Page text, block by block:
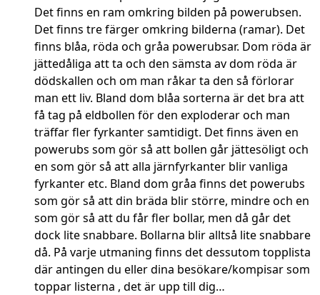
Det finns en ram omkring bilden på powerubsen.
Det finns tre färger omkring bilderna (ramar). Det
finns blåa, röda och gråa powerubsar. Dom röda är
jättedåliga att ta och den sämsta av dom röda är
dödskallen och om man råkar ta den så förlorar
man ett liv. Bland dom blåa sorterna är det bra att
få tag på eldbollen för den exploderar och man
träffar fler fyrkanter samtidigt. Det finns även en
powerubs som gör så att bollen går jättesöligt och
en som gör så att alla järnfyrkanter blir vanliga
fyrkanter etc. Bland dom gråa finns det powerubs
som gör så att din bräda blir större, mindre och en
som gör så att du får fler bollar, men då går det
dock lite snabbare. Bollarna blir alltså lite snabbare
då. På varje utmaning finns det dessutom topplista
där antingen du eller dina besökare/kompisar som
toppar listerna , det är upp till dig…